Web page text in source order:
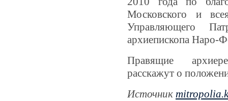
Московского и
Управляющего
архиепископа Наро-
Правящие
расскажут о
Источник